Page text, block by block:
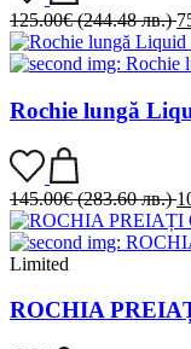
125.00€ (244.48 лв.)
Rochie lungă
145.00€ (283.60 лв.)
Limited
ROCHIA